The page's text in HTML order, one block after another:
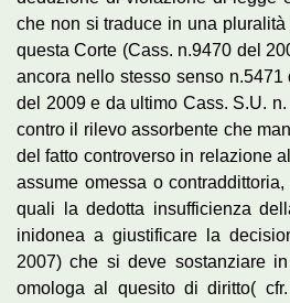
che non si traduce in una
questa Corte (Cass. n.9470 del
ancora nello stesso senso
del 2009 e da ultimo Cass. S.U.
contro il rilevo assorbente che
del fatto controverso in relazione
assume omessa o
quali la dedotta insufficienza
inidonea a giustificare la
2007) che si deve sostanziare
omologa al quesito di diritto(